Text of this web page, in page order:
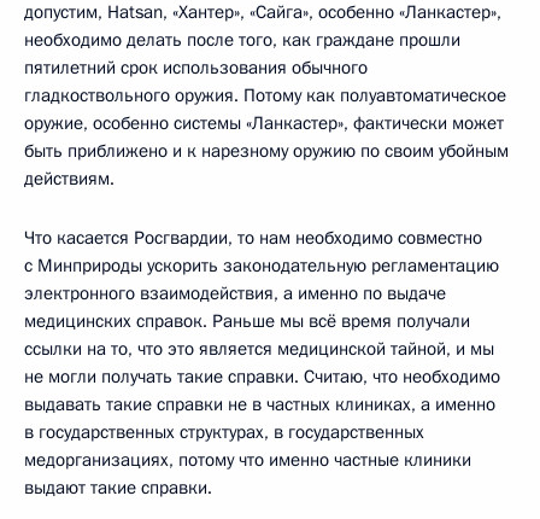
допустим, Hatsan, «Хантер», «Сайга», особенно «Ланкастер»,
необходимо делать после того, как граждане прошли
пятилетний срок использования обычного
гладкоствольного оружия. Потому как полуавтоматическое
оружие, особенно системы «Ланкастер», фактически может
быть приближено и к нарезному оружию по своим убойным
действиям.
Что касается Росгвардии, то нам необходимо совместно
с Минприроды ускорить законодательную регламентацию
электронного взаимодействия, а именно по выдаче
медицинских справок. Раньше мы всё время получали
ссылки на то, что это является медицинской тайной, и мы
не могли получать такие справки. Считаю, что необходимо
выдавать такие справки не в частных клиниках, а именно
в государственных структурах, в государственных
медорганизациях, потому что именно частные клиники
выдают такие справки.